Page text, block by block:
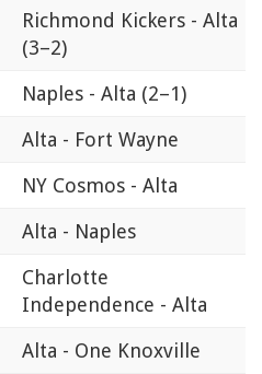
Richmond Kickers - Alta
(3–2)
Naples - Alta (2–1)
Alta - Fort Wayne
NY Cosmos - Alta
Alta - Naples
Charlotte
Independence - Alta
Alta - One Knoxville